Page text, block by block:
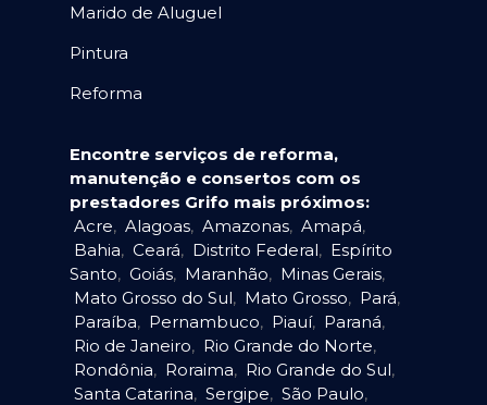
Marido de Aluguel
Pintura
Reforma
Encontre serviços de reforma,
manutenção e consertos com os
prestadores Grifo mais próximos:
Acre, Alagoas, Amazonas, Amapá,
Bahia, Ceará, Distrito Federal, Espírito
Santo, Goiás, Maranhão, Minas Gerais,
Mato Grosso do Sul, Mato Grosso, Pará,
Paraíba, Pernambuco, Piauí, Paraná,
Rio de Janeiro, Rio Grande do Norte,
Rondônia, Roraima, Rio Grande do Sul,
Santa Catarina, Sergipe, São Paulo,